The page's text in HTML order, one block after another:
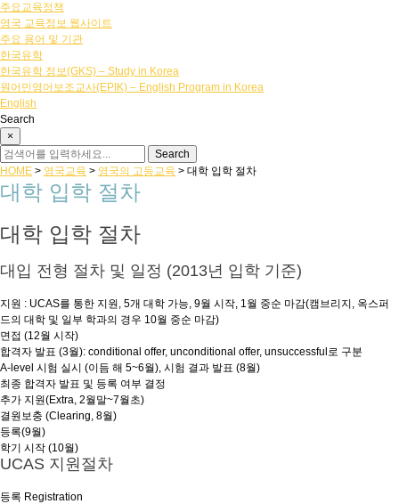
주요교육정책
영국 교육정보 웹사이트
주요 용어 및 기관
한국유학
한국유학 정보(GKS) – Study in Korea
원어민영어보조교사(EPIK) – English Program in Korea
English
Search
×
HOME > 영국교육 > 영국의 고등교육 > 대학 입학 절차
대학 입학 절차
대학 입학 절차
대입 전형 절차 및 일정 (2013년 입학 기준)
지원 : UCAS를 통한 지원, 5개 대학 가능, 9월 시작, 1월 중순 마감(캠브리지, 옥스퍼
드의 대학 및 일부 학과의 경우 10월 중순 마감)
면접 (12월 시작)
합격자 발표 (3월): conditional offer, unconditional offer, unsuccessful로 구분
A-level 시험 실시 (이듬 해 5~6월), 시험 결과 발표 (8월)
최종 합격자 발표 및 등록 여부 결정
추가 지원(Extra, 2월말~7월초)
결원보충 (Clearing, 8월)
등록(9월)
학기 시작 (10월)
UCAS 지원절차
등록 Registration